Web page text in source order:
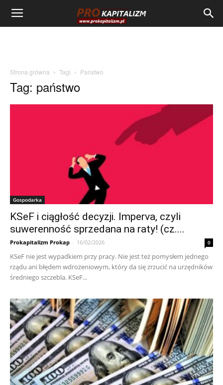
Strona główna Tagi Państwo
Tag: państwo
Gospodarka
KSeF i ciągłość decyzji. Imperva, czyli
suwerenność sprzedana na raty! (cz....
Prokapitalizm Prokap - 16/02/2026 0
KSeF nie je­st wy­pad­kiem przy pra­cy. Nie je­st też po­my­słem jed­ne­go
rzą­du ani błę­dem wdro­że­nio­wym, któ­ry da się zrzu­cić na urzęd­ni­ków
śred­nie­go szcze­bla. KSeF...